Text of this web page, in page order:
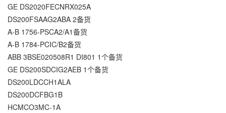
GE DS2020FECNRX025A
DS200FSAAG2ABA 2备货
A-B 1756-PSCA2/A1备货
A-B 1784-PCIC/B2备货
ABB 3BSE020508R1 DI801 1个备货
GE DS200SDCIG2AEB 1个备货
DS200LDCCH1ALA
DS200DCFBG1B
HCMCO3MC-1A